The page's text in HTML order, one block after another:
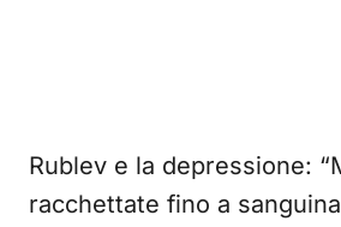
Rublev e la depressione:
racchettate fino a